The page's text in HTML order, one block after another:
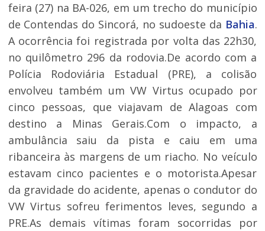
feira (27) na BA-026, em um trecho do município
de Contendas do Sincorá, no sudoeste da Bahia.
A ocorrência foi registrada por volta das 22h30,
no quilômetro 296 da rodovia.De acordo com a
Polícia Rodoviária Estadual (PRE), a colisão
envolveu também um VW Virtus ocupado por
cinco pessoas, que viajavam de Alagoas com
destino a Minas Gerais.Com o impacto, a
ambulância saiu da pista e caiu em uma
ribanceira às margens de um riacho. No veículo
estavam cinco pacientes e o motorista.Apesar
da gravidade do acidente, apenas o condutor do
VW Virtus sofreu ferimentos leves, segundo a
PRE.As demais vítimas foram socorridas por